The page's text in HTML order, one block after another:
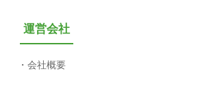
運営会社
会社概要